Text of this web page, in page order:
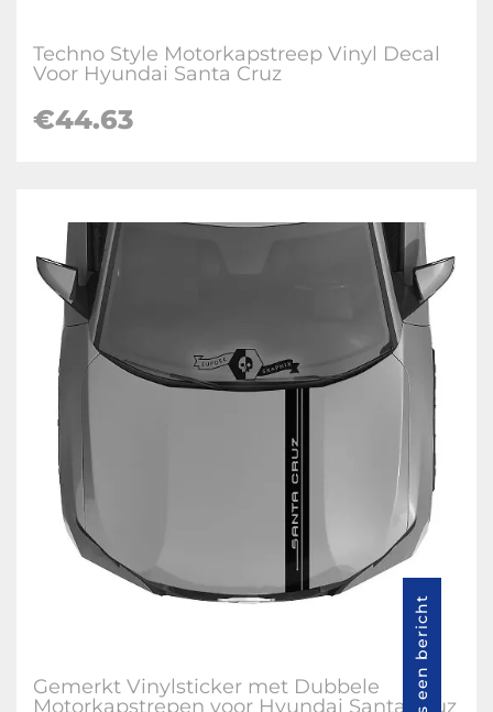
Techno Style Motorkapstreep Vinyl Decal
Voor Hyundai Santa Cruz
€44.63
Gemerkt Vinylsticker met Dubbele
Motorkapstrepen voor Hyundai Santa Cruz